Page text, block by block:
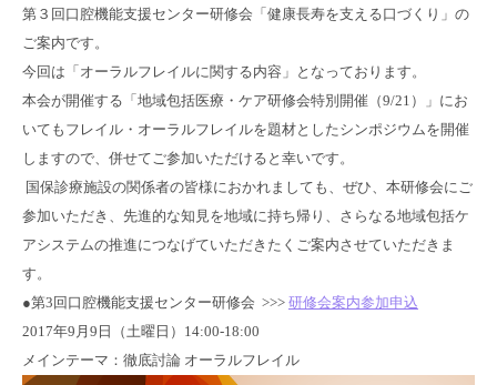
第３回口腔機能支援センター研修会「健康長寿を支える口づくり」の
ご案内です。
今回は「オーラルフレイルに関する内容」となっております。
本会が開催する「地域包括医療・ケア研修会特別開催（9/21）」にお
いてもフレイル・オーラルフレイルを題材としたシンポジウムを開催
しますので、併せてご参加いただけると幸いです。
国保診療施設の関係者の皆様におかれましても、ぜひ、本研修会にご
参加いただき、先進的な知見を地域に持ち帰り、さらなる地域包括ケ
アシステムの推進につなげていただきたくご案内させていただきま
す。
●第3回口腔機能支援センター研修会 >>> 研修会案内参加申込
2017年9月9日（土曜日）14:00-18:00
メインテーマ：徹底討論 オーラルフレイル